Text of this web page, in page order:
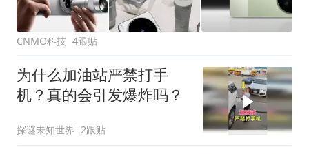
CNMO科技 4跟贴
为什么加油站严禁打手
机？真的会引发爆炸吗？
探谜未知世界 2跟贴